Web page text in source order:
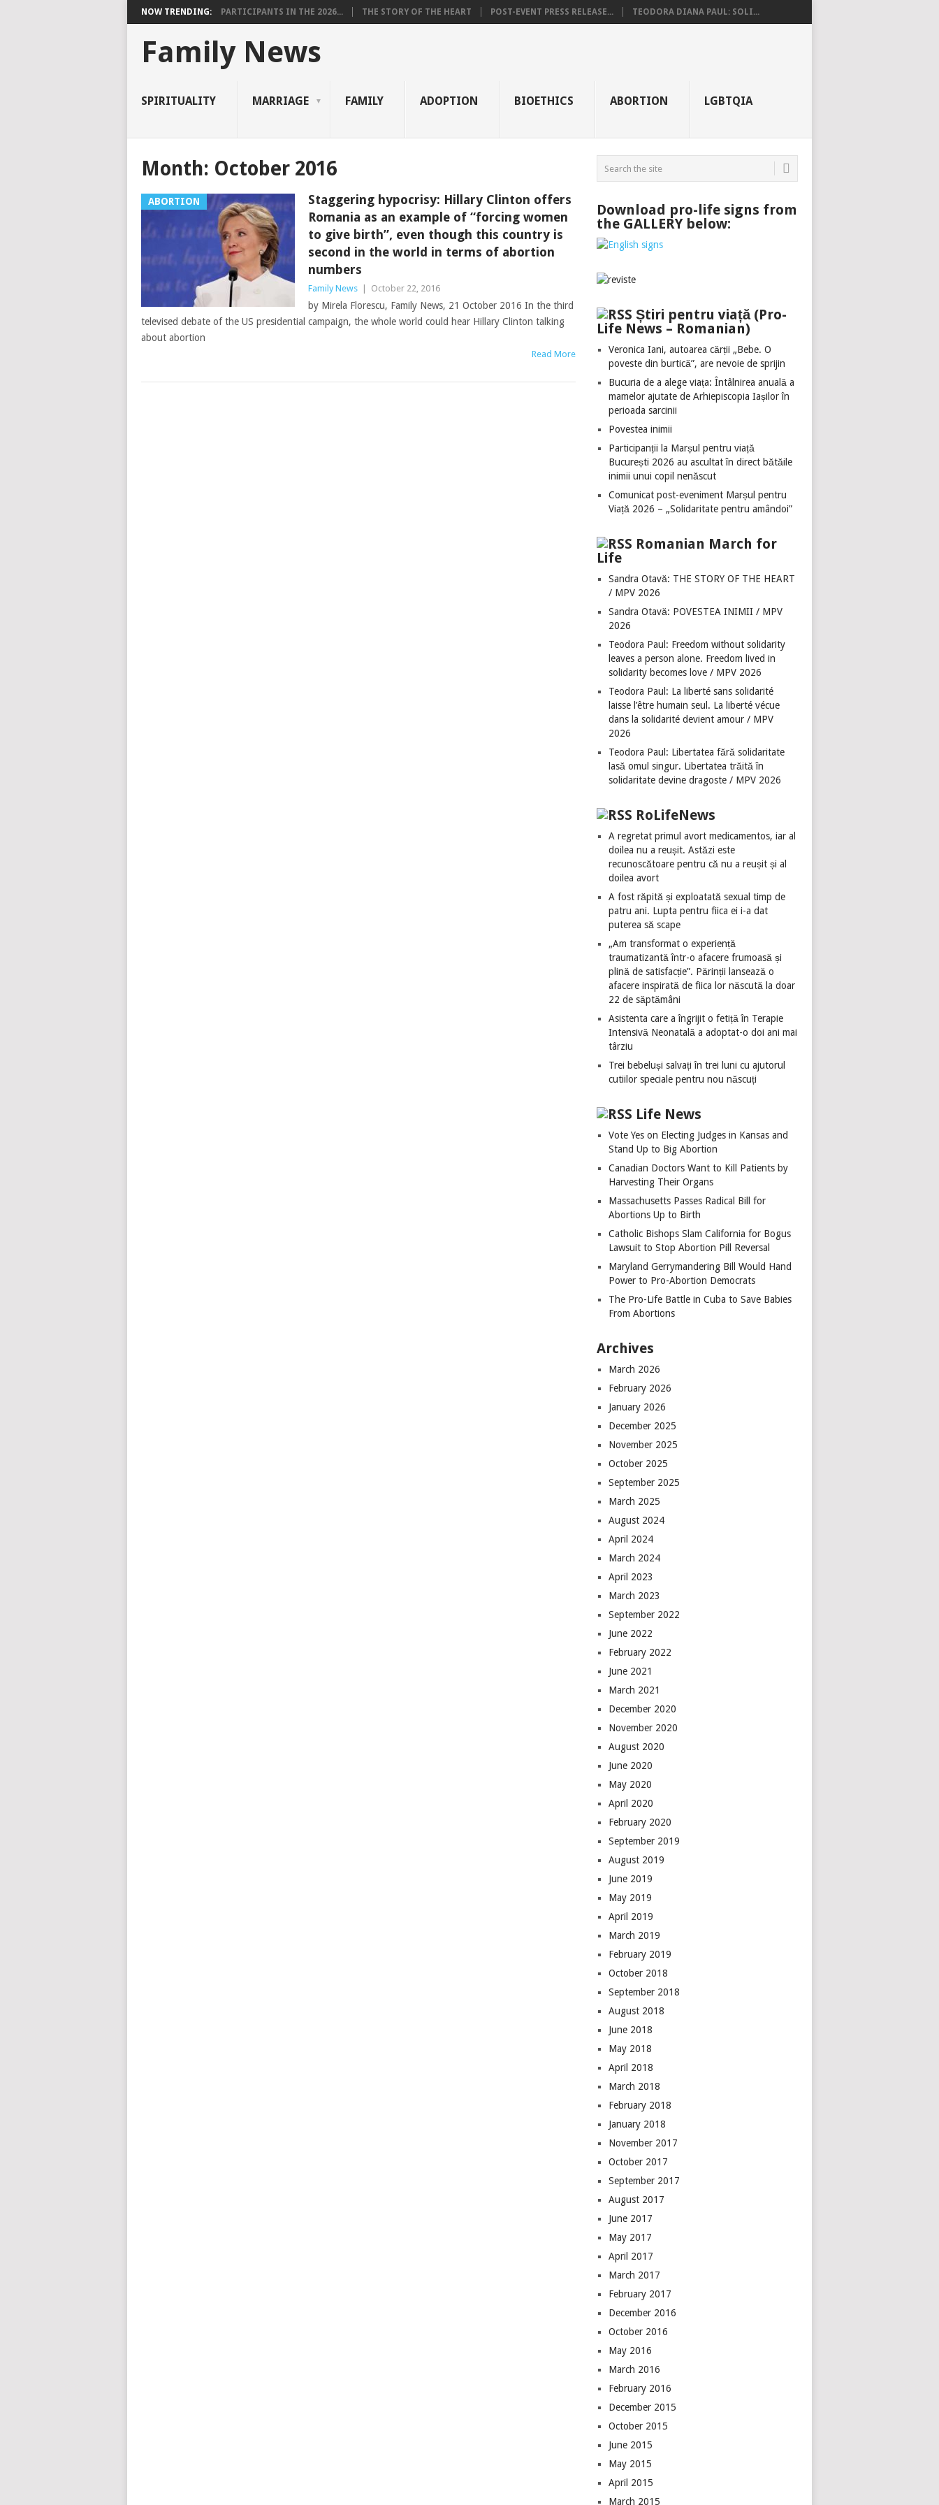
NOW TRENDING: PARTICIPANTS IN THE 2026... THE STORY OF THE HEART POST-EVENT PRESS RELEASE... TEODORA DIANA PAUL: SOLI...
Family News
SPIRITUALITY MARRIAGE FAMILY ADOPTION BIOETHICS ABORTION LGBTQIA
Month: October 2016
ABORTION
Staggering hypocrisy: Hillary Clinton offers
Romania as an example of “forcing women
to give birth”, even though this country is
second in the world in terms of abortion
numbers
Family News October 22, 2016
by Mirela Florescu, Family News, 21 October 2016 In the third
televised debate of the US presidential campaign, the whole world could hear Hillary Clinton talking
about abortion
Read More
Download pro-life signs from
the GALLERY below:
Știri pentru viață (Pro-
Life News – Romanian)
Veronica Iani, autoarea cărții „Bebe. O
poveste din burtică”, are nevoie de sprijin
Bucuria de a alege viața: Întâlnirea anuală a
mamelor ajutate de Arhiepiscopia Iașilor în
perioada sarcinii
Povestea inimii
Participanții la Marșul pentru viață
București 2026 au ascultat în direct bătăile
inimii unui copil nenăscut
Comunicat post-eveniment Marșul pentru
Viață 2026 – „Solidaritate pentru amândoi”
Romanian March for
Life
Sandra Otavă: THE STORY OF THE HEART
/ MPV 2026
Sandra Otavă: POVESTEA INIMII / MPV
2026
Teodora Paul: Freedom without solidarity
leaves a person alone. Freedom lived in
solidarity becomes love / MPV 2026
Teodora Paul: La liberté sans solidarité
laisse l’être humain seul. La liberté vécue
dans la solidarité devient amour / MPV
2026
Teodora Paul: Libertatea fără solidaritate
lasă omul singur. Libertatea trăită în
solidaritate devine dragoste / MPV 2026
RoLifeNews
A regretat primul avort medicamentos, iar al
doilea nu a reușit. Astăzi este
recunoscătoare pentru că nu a reușit și al
doilea avort
A fost răpită și exploatată sexual timp de
patru ani. Lupta pentru fiica ei i-a dat
puterea să scape
„Am transformat o experiență
traumatizantă într-o afacere frumoasă și
plină de satisfacție”. Părinții lansează o
afacere inspirată de fiica lor născută la doar
22 de săptămâni
Asistenta care a îngrijit o fetiță în Terapie
Intensivă Neonatală a adoptat-o doi ani mai
târziu
Trei bebeluși salvați în trei luni cu ajutorul
cutiilor speciale pentru nou născuți
Life News
Vote Yes on Electing Judges in Kansas and
Stand Up to Big Abortion
Canadian Doctors Want to Kill Patients by
Harvesting Their Organs
Massachusetts Passes Radical Bill for
Abortions Up to Birth
Catholic Bishops Slam California for Bogus
Lawsuit to Stop Abortion Pill Reversal
Maryland Gerrymandering Bill Would Hand
Power to Pro-Abortion Democrats
The Pro-Life Battle in Cuba to Save Babies
From Abortions
Archives
March 2026
February 2026
January 2026
December 2025
November 2025
October 2025
September 2025
March 2025
August 2024
April 2024
March 2024
April 2023
March 2023
September 2022
June 2022
February 2022
June 2021
March 2021
December 2020
November 2020
August 2020
June 2020
May 2020
April 2020
February 2020
September 2019
August 2019
June 2019
May 2019
April 2019
March 2019
February 2019
October 2018
September 2018
August 2018
June 2018
May 2018
April 2018
March 2018
February 2018
January 2018
November 2017
October 2017
September 2017
August 2017
June 2017
May 2017
April 2017
March 2017
February 2017
December 2016
October 2016
May 2016
March 2016
February 2016
December 2015
October 2015
June 2015
May 2015
April 2015
March 2015